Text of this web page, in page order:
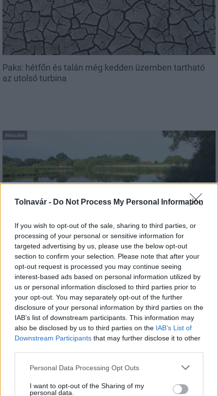
Tolnavár - Do Not Process My Personal Information
If you wish to opt-out of the sale, sharing to third parties, or
processing of your personal or sensitive information for
targeted advertising by us, please use the below opt-out
section to confirm your selection. Please note that after your
opt-out request is processed you may continue seeing
interest-based ads based on personal information utilized by
us or personal information disclosed to third parties prior to
your opt-out. You may separately opt-out of the further
disclosure of your personal information by third parties on the
IAB’s list of downstream participants. This information may
also be disclosed by us to third parties on the IAB’s List of
Downstream Participants that may further disclose it to other
Please note that this website/app uses one or more Google
not limited to your visit or usage behaviour. You may click to
Personal Data Processing Opt Outs
I want to opt-out of the Sharing of my
personal data.
Paks: hétfőn és talán még kedden üzemben tartható
az utolsó turbina
Aktuális
Duna vizét némileg felmelegíti
MAGYAR ÉPÍTŐK
Aktuális